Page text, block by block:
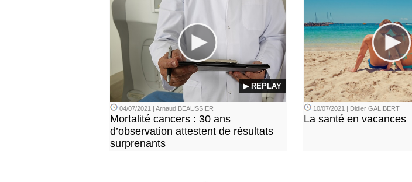
▶ REPLAY
04/07/2021 | Arnaud BEAUSSIER
Mortalité cancers : 30 ans
d’observation attestent de résultats
surprenants
10/07/2021 | Didier GALIBERT
La santé en vacances